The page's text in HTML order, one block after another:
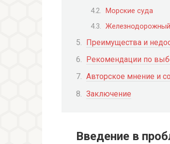
Морские суда
Железнодорожный
Преимущества и
Рекомендации по
Авторское мнение и
Заключение
Введение в